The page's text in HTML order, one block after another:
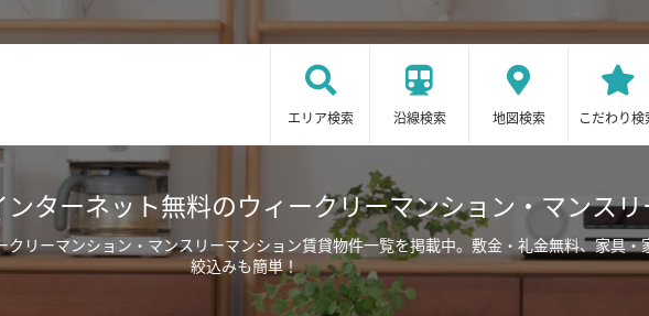
エリア検索 沿線検索 地図検索 こだわり検
ターネット無料のウィークリーマンション・マンス
リーマンション・マンスリーマンション賃貸物件一覧を掲載中。敷金・礼金無料、家具
絞込みも簡単！